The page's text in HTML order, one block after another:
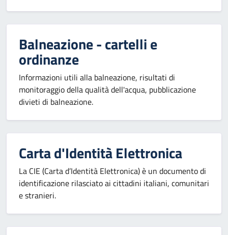
Balneazione - cartelli e
ordinanze
Informazioni utili alla balneazione, risultati di
monitoraggio della qualità dell'acqua, pubblicazione
divieti di balneazione.
Carta d'Identità Elettronica
La CIE (Carta d’Identità Elettronica) è un documento di
identificazione rilasciato ai cittadini italiani, comunitari
e stranieri.